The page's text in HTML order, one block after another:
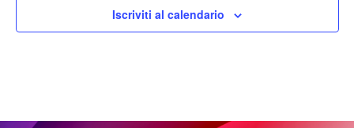
Iscriviti al calendario